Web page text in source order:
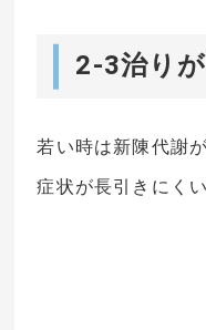
2-3治り
若い時は新陳代謝
症状が長引きにくい